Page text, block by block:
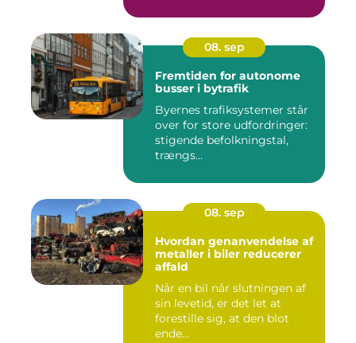
08. sep
Fremtiden for autonome
busser i bytrafik
Byernes trafiksystemer står
over for store udfordringer:
stigende befolkningstal,
trængs...
08. sep
Hvordan genanvendelse af
metaller i biler reducerer
affald
Når en bil når slutningen af
sin levetid, er det let at
forestille sig, at den blot
ende...